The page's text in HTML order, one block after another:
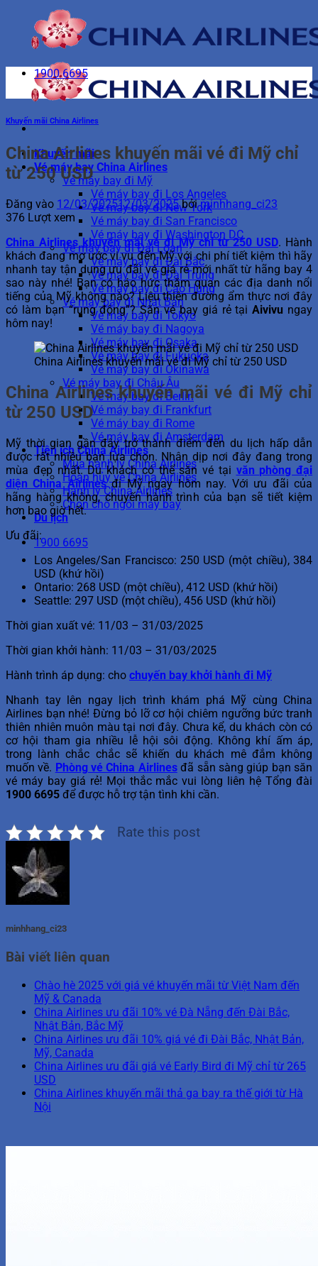
Khuyến mãi
Vé máy bay China Airlines
Vé máy bay đi Mỹ
Vé máy bay đi Los Angeles
Vé máy bay đi New York
Vé máy bay đi San Francisco
Vé máy bay đi Washington DC
Vé máy bay đi Đài Loan
Vé máy bay đi Đài Bắc
Vé máy bay đi Đài Trung
Vé máy bay đi Cao Hùng
Vé máy bay đi Nhật Bản
Vé máy bay đi Tokyo
Vé máy bay đi Nagoya
Vé máy bay đi Osaka
Vé máy bay đi Fukuoka
Vé máy bay đi Okinawa
Vé máy bay đi Châu Âu
Vé máy bay đi Berlin
Vé máy bay đi Frankfurt
Vé máy bay đi Rome
Vé máy bay đi Amsterdam
Tiện ích China Airlines
Mua hành lý China Airlines
Hoàn hủy vé China Airlines
Hành lý China Airlines
Chọn chỗ ngồi máy bay
Du lịch
1900 6695
1900 6695
Khuyến mãi China Airlines
China Airlines khuyến mãi vé đi Mỹ chỉ
từ 250 USD
Đăng vào 12/03/202512/03/2025 bởiminhhang_ci23
376 Lượt xem
China Airlines khuyến mãi vé đi Mỹ chỉ từ 250 USD. Hành
khách đang mơ ước vi vu đến Mỹ với chi phí tiết kiệm thì hãy
nhanh tay tận dụng ưu đãi vé giá rẻ mới nhất từ hãng bay 4
sao này nhé! Bạn có háo hức thăm quan các địa danh nổi
tiếng của Mỹ không nào? Liệu thiên đường ẩm thực nơi đây
có làm bạn “rung động”? Săn vé bay giá rẻ tại Aivivu ngay
hôm nay!
China Airlines khuyến mãi vé đi Mỹ chỉ từ 250 USD
China Airlines khuyến mãi vé đi Mỹ chỉ
từ 250 USD
Mỹ thời gian gần đây trở thành điểm đến du lịch hấp dẫn
được rất nhiều bạn lựa chọn. Nhân dịp nơi đây đang trong
mùa đẹp nhất. Du khách có thể săn vé tại văn phòng đại
diện China Airlinesđi Mỹ ngay hôm nay. Với ưu đãi của
hãng hàng không, chuyến hành trình của bạn sẽ tiết kiệm
hơn bao giờ hết.
Ưu đãi:
Los Angeles/San Francisco: 250 USD (một chiều), 384
USD (khứ hồi)
Ontario: 268 USD (một chiều), 412 USD (khứ hồi)
Seattle: 297 USD (một chiều), 456 USD (khứ hồi)
Thời gian xuất vé: 11/03 – 31/03/2025
Thời gian khởi hành: 11/03 – 31/03/2025
Hành trình áp dụng: cho chuyến bay khởi hành đi Mỹ
Nhanh tay lên ngay lịch trình khám phá Mỹ cùng China
Airlines bạn nhé! Đừng bỏ lỡ cơ hội chiêm ngưỡng bức tranh
thiên nhiên muôn màu tại nơi đây. Chưa kể, du khách còn có
cơ hội tham gia nhiều lễ hội sôi động. Không khí ấm áp,
trong lành chắc chắc sẽ khiến du khách mê đắm không
muốn về. Phòng vé China Airlinesđã sẵn sàng giúp bạn săn
vé máy bay giá rẻ! Mọi thắc mắc vui lòng liên hệ Tổng đài
1900 6695 để được hỗ trợ tận tình khi cần.
Rate this post
minhhang_ci23
Bài viết liên quan
Chào hè 2025 với giá vé khuyến mãi từ Việt Nam đến
Mỹ & Canada
China Airlines ưu đãi 10% vé Đà Nẵng đến Đài Bắc,
Nhật Bản, Bắc Mỹ
China Airlines ưu đãi 10% giá vé đi Đài Bắc, Nhật Bản,
Mỹ, Canada
China Airlines ưu đãi giá vé Early Bird đi Mỹ chỉ từ 265
USD
China Airlines khuyến mãi thả ga bay ra thế giới từ Hà
Nội